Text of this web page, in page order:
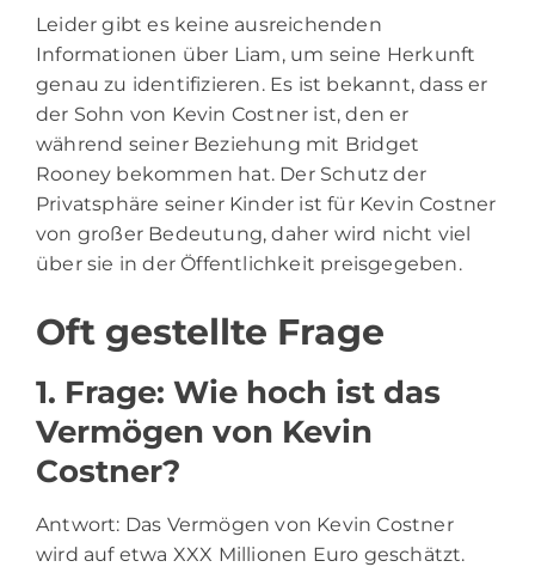
Leider gibt es keine ausreichenden
Informationen über Liam, um seine Herkunft
genau zu identifizieren. Es ist bekannt, dass er
der Sohn von Kevin Costner ist, den er
während seiner Beziehung mit Bridget
Rooney bekommen hat. Der Schutz der
Privatsphäre seiner Kinder ist für Kevin Costner
von großer Bedeutung, daher wird nicht viel
über sie in der Öffentlichkeit preisgegeben.
Oft gestellte Frage
1. Frage: Wie hoch ist das
Vermögen von Kevin
Costner?
Antwort: Das Vermögen von Kevin Costner
wird auf etwa XXX Millionen Euro geschätzt.